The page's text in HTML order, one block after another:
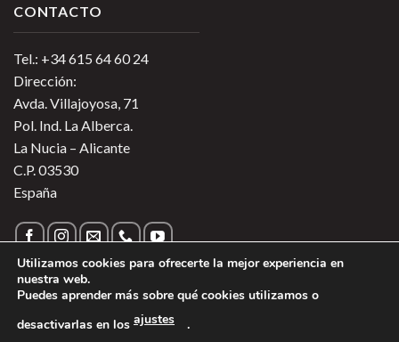
CONTACTO
Tel.: +34 615 64 60 24
Dirección:
Avda. Villajoyosa, 71
Pol. Ind. La Alberca.
La Nucia – Alicante
C.P. 03530
España
sobre las Cookies
Utilizamos cookies para ofrecerte la mejor experiencia en
nuestra web.
Puedes aprender más sobre qué cookies utilizamos o
desactivarlas en los ajustes .